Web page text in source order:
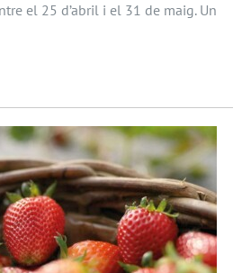
el 25 d’abril i el 31 de maig. Un